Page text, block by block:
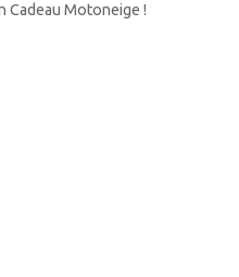
Cadeau Motoneige !